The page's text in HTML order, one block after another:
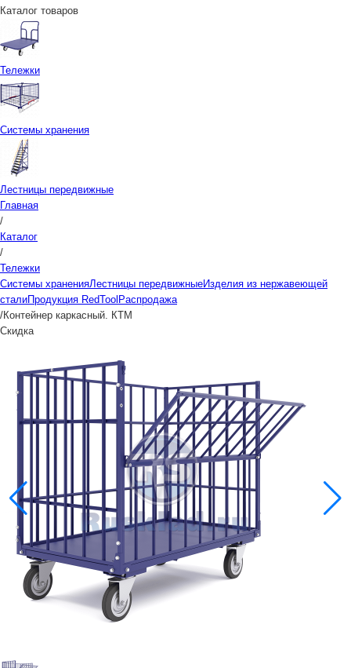
Каталог товаров
Тележки
Системы хранения
Лестницы передвижные
Главная
/
Каталог
/
Тележки
Системы храненияЛестницы передвижныеИзделия из нержавеющей
сталиПродукция RedTool Распродажа
/Контейнер каркасный. КТМ
Скидка